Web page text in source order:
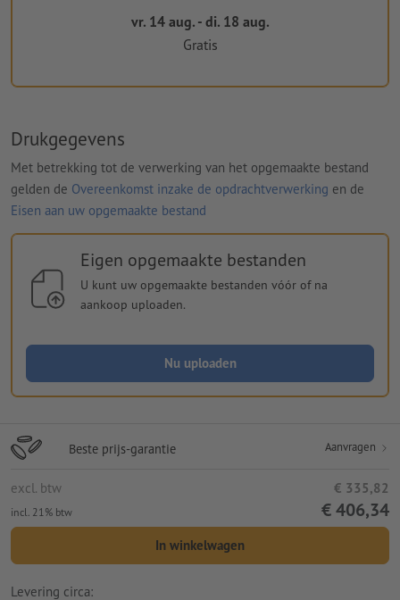
vr. 14 aug. - di. 18 aug.
Gratis
Drukgegevens
Met betrekking tot de verwerking van het opgemaakte bestand
gelden de Overeenkomst inzake de opdrachtverwerking en de
Eisen aan uw opgemaakte bestand
Eigen opgemaakte bestanden
U kunt uw opgemaakte bestanden vóór of na
aankoop uploaden.
Nu uploaden
Beste prijs-garantie Aanvragen
excl. btw € 335,82
incl. 21% btw € 406,34
In winkelwagen
Levering circa: